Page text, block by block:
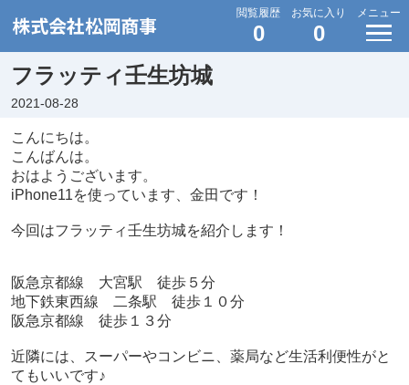
閲覧履歴
0
お気に入り
0
メニュー
フラッティ壬生坊城
2021-08-28
こんにちは。
こんばんは。
おはようございます。
iPhone11を使っています、金田です！
今回はフラッティ壬生坊城を紹介します！
阪急京都線 大宮駅 徒歩５分
地下鉄東西線 二条駅 徒歩１０分
阪急京都線 徒歩１３分
近隣には、スーパーやコンビニ、薬局など生活利便性がと
てもいいです♪